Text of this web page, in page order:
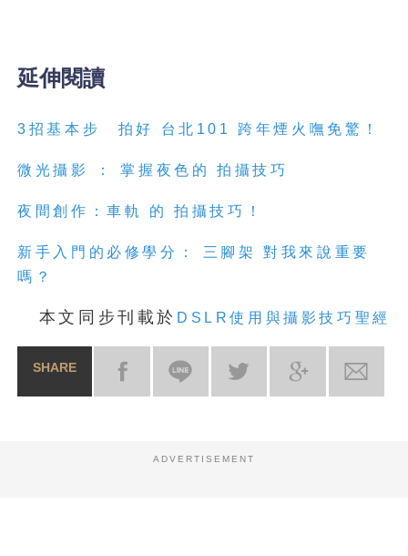
延伸閱讀
3招基本步 拍好 台北101 跨年煙火嘸免驚！
微光攝影 ： 掌握夜色的 拍攝技巧
夜間創作：車軌 的 拍攝技巧！
新手入門的必修學分： 三腳架 對我來說重要
嗎？
本文同步刊載於 DSLR使用與攝影技巧聖經
SHARE
ADVERTISEMENT